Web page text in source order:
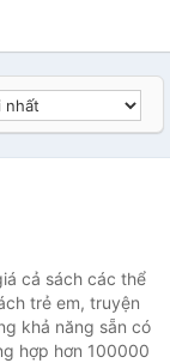
cả sách các thể
trẻ em, truyện
khả năng sẵn có
hợp hơn 100000